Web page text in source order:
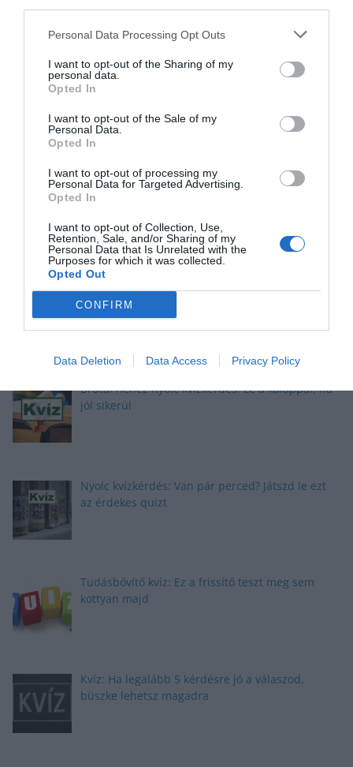
Personal Data Processing Opt Outs
I want to opt-out of the Sharing of my
personal data.
Opted In
I want to opt-out of the Sale of my
Personal Data.
Opted In
I want to opt-out of processing my
Personal Data for Targeted Advertising.
Opted In
I want to opt-out of Collection, Use,
Retention, Sale, and/or Sharing of my
Personal Data that Is Unrelated with the
Purposes for which it was collected.
Opted Out
CONFIRM
Data Deletion Data Access Privacy Policy
a mixt neked szántuk
Tudáspróba kvíz: Itt egy új teszt. Csak most és
Nyolc gyors kvíz kérdés: Ma sem hagyunk újabb
fejtörő nélkül
Brutál nehéz nyolc kvízkérdés: Le a kalappal, ha
jól sikerül
Nyolc kvízkérdés: Van pár perced? Játszd le ezt
az érdekes quizt
Tudásbővítő kvíz: Ez a frissítő teszt meg sem
kottyan majd
Kvíz: Ha legalább 5 kérdésre jó a válaszod,
büszke lehetsz magadra